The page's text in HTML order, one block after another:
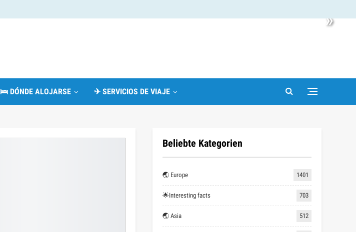
»
🛌 DÓNDE ALOJARSE ✈ SERVICIOS DE VIAJE
Beliebte Kategorien
🌏 Europe 1401
🌟Interesting facts 703
🌏 Asia 512